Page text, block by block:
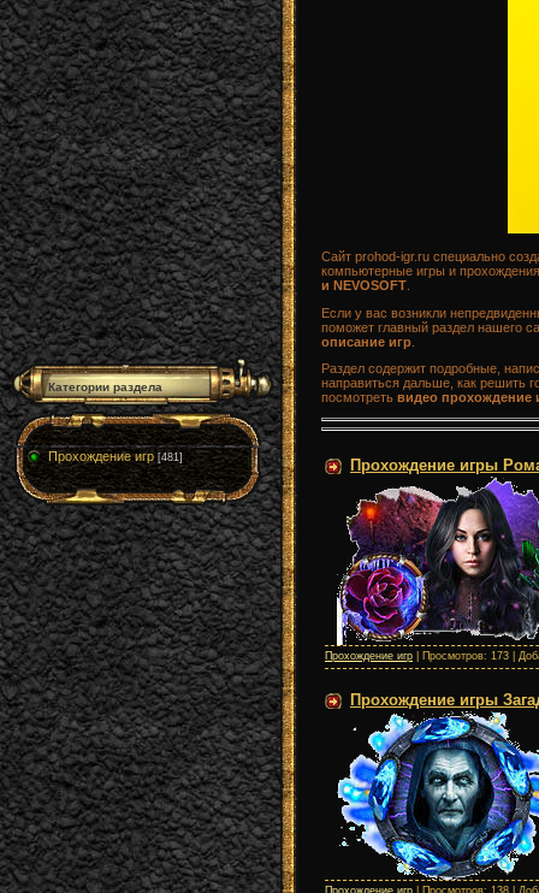
Категории раздела
Прохождение игр [481]
Сайт prohod-igr.ru специально
компьютерные игры и
и NEVOSOFT
Если у вас возникли
поможет главный раздел нашего
описание игр
Раздел содержит подробные,
направиться дальше, как решить
посмотреть видео прохождение
Прохождение игры
Прохождение игр | Просмотров: 173 |
Прохождение игры
Прохождение игр | Просмотров: 138 |